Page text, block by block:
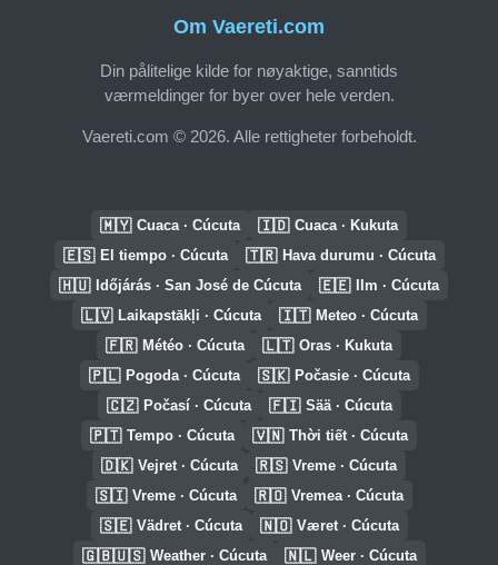
Om Vaereti.com
Din pålitelige kilde for nøyaktige, sanntids
værmeldinger for byer over hele verden.
Vaereti.com © 2026. Alle rettigheter forbeholdt.
🇲🇾 Cuaca · Cúcuta 🇮🇩 Cuaca · Kukuta
🇪🇸 El tiempo · Cúcuta 🇹🇷 Hava durumu · Cúcuta
🇭🇺 Időjárás · San José de Cúcuta 🇪🇪 Ilm · Cúcuta
🇱🇻 Laikapstākļi · Cúcuta 🇮🇹 Meteo · Cúcuta
🇫🇷 Météo · Cúcuta 🇱🇹 Oras · Kukuta
🇵🇱 Pogoda · Cúcuta 🇸🇰 Počasie · Cúcuta
🇨🇿 Počasí · Cúcuta 🇫🇮 Sää · Cúcuta
🇵🇹 Tempo · Cúcuta 🇻🇳 Thời tiết · Cúcuta
🇩🇰 Vejret · Cúcuta 🇷🇸 Vreme · Cúcuta
🇸🇮 Vreme · Cúcuta 🇷🇴 Vremea · Cúcuta
🇸🇪 Vädret · Cúcuta 🇳🇴 Været · Cúcuta
🇬🇧🇺🇸 Weather · Cúcuta 🇳🇱 Weer · Cúcuta